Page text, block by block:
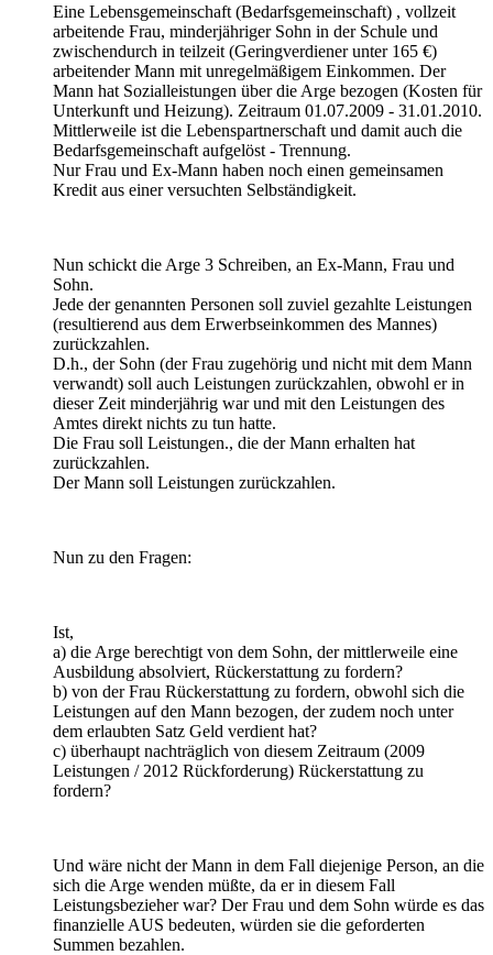
Eine Lebensgemeinschaft (Bedarfsgemeinschaft) , vollzeit
arbeitende Frau, minderjähriger Sohn in der Schule und
zwischendurch in teilzeit (Geringverdiener unter 165 €)
arbeitender Mann mit unregelmäßigem Einkommen. Der
Mann hat Sozialleistungen über die Arge bezogen (Kosten für
Unterkunft und Heizung). Zeitraum 01.07.2009 - 31.01.2010.
Mittlerweile ist die Lebenspartnerschaft und damit auch die
Bedarfsgemeinschaft aufgelöst - Trennung.
Nur Frau und Ex-Mann haben noch einen gemeinsamen
Kredit aus einer versuchten Selbständigkeit.
Nun schickt die Arge 3 Schreiben, an Ex-Mann, Frau und
Sohn.
Jede der genannten Personen soll zuviel gezahlte Leistungen
(resultierend aus dem Erwerbseinkommen des Mannes)
zurückzahlen.
D.h., der Sohn (der Frau zugehörig und nicht mit dem Mann
verwandt) soll auch Leistungen zurückzahlen, obwohl er in
dieser Zeit minderjährig war und mit den Leistungen des
Amtes direkt nichts zu tun hatte.
Die Frau soll Leistungen., die der Mann erhalten hat
zurückzahlen.
Der Mann soll Leistungen zurückzahlen.
Nun zu den Fragen:
Ist,
a) die Arge berechtigt von dem Sohn, der mittlerweile eine
Ausbildung absolviert, Rückerstattung zu fordern?
b) von der Frau Rückerstattung zu fordern, obwohl sich die
Leistungen auf den Mann bezogen, der zudem noch unter
dem erlaubten Satz Geld verdient hat?
c) überhaupt nachträglich von diesem Zeitraum (2009
Leistungen / 2012 Rückforderung) Rückerstattung zu
fordern?
Und wäre nicht der Mann in dem Fall diejenige Person, an die
sich die Arge wenden müßte, da er in diesem Fall
Leistungsbezieher war? Der Frau und dem Sohn würde es das
finanzielle AUS bedeuten, würden sie die geforderten
Summen bezahlen.